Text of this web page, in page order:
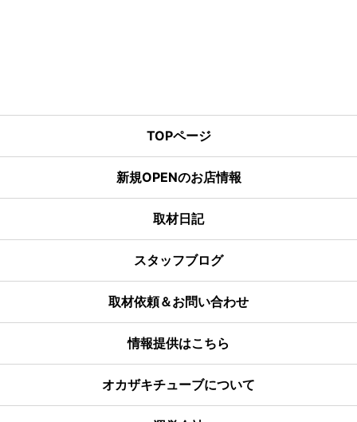
TOPページ
新規OPENのお店情報
取材日記
スタッフブログ
取材依頼＆お問い合わせ
情報提供はこちら
オカザキチューブについて